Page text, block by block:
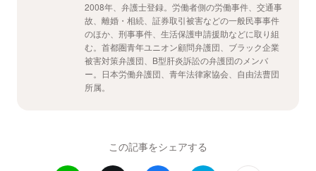
2008年、弁護士登録。労働者側の労働事件、交通事
故、離婚・相続、証券取引被害などの一般民事事件
のほか、刑事事件、生活保護申請援助などに取り組
む。首都圏青年ユニオン顧問弁護団、ブラック企業
被害対策弁護団、B型肝炎訴訟の弁護団のメンバ
ー。日本労働弁護団、青年法律家協会、自由法曹団
所属。
この記事をシェアする